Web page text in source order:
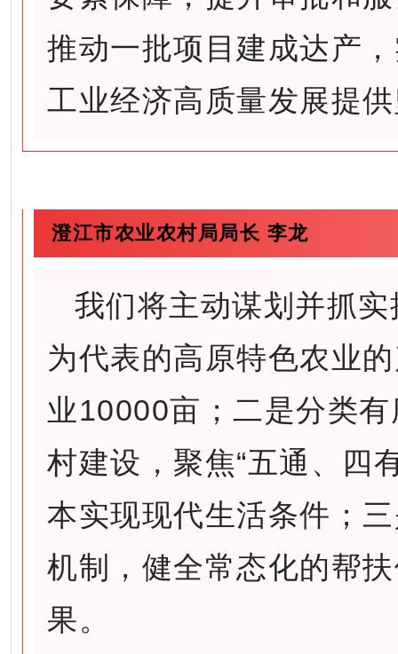
推动一批项目建成达产
工业经济高质量发展提
澄江市农业农村局局长 李龙
我们将主动谋划并抓
为代表的高原特色农业
业10000亩；二是分类
村建设，聚焦“五通、四
本实现现代生活条件；
机制，健全常态化的帮
果。